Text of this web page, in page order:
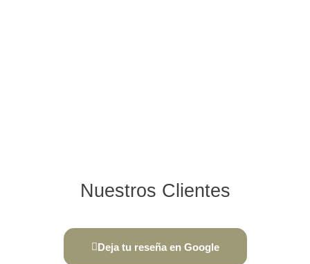
Nuestros Clientes
Deja tu reseña en Google